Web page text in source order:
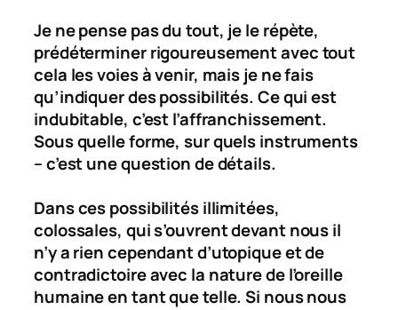
Je ne pense pas du tout, je le répète,
prédéterminer rigoureusement avec tout
cela les voies à venir, mais je ne fais
qu’indiquer des possibilités. Ce qui est
indubitable, c’est l’affranchissement.
Sous quelle forme, sur quels instruments
– c’est une question de détails.
Dans ces possibilités illimitées,
colossales, qui s’ouvrent devant nous il
n’y a rien cependant d’utopique et de
contradictoire avec la nature de l’oreille
humaine en tant que telle. Si nous nous